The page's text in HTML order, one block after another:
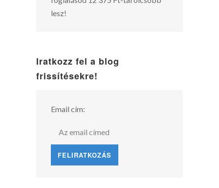
lesz!
Iratkozz fel a blog
frissítésekre!
Email cím: